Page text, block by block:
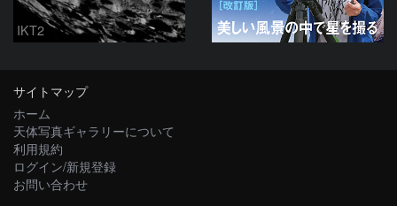
IKT2
サイトマップ
ホーム
天体写真ギャラリーについて
利用規約
ログイン/新規登録
お問い合わせ